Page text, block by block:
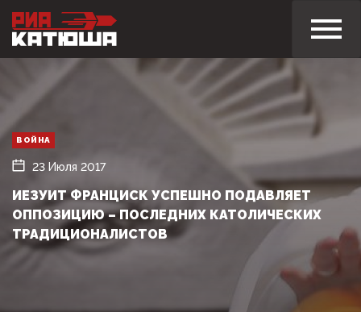
ВОЙНА
23 Июля 2017
ИЕЗУИТ ФРАНЦИСК УСПЕШНО ПОДАВЛЯЕТ
ОППОЗИЦИЮ – ПОСЛЕДНИХ КАТОЛИЧЕСКИХ
ТРАДИЦИОНАЛИСТОВ